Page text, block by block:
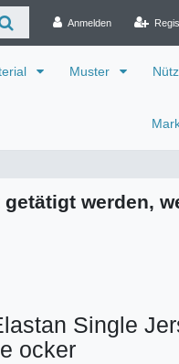
Anmelden
Muster
werden,
Single
ocker